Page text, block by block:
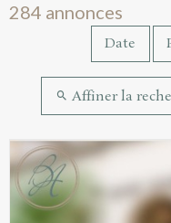
284 annonces
Date
Affiner la
Résultats de